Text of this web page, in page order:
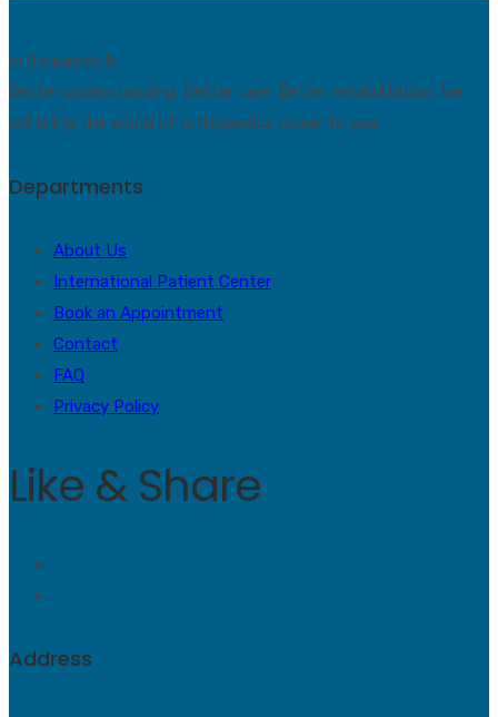
orthopaedic.lk
Better understanding. Better care. Better rehabilitation. We
will bring the world of orthopedics closer to you.
Departments
About Us
International Patient Center
Book an Appointment
Contact
FAQ
Privacy Policy
Like & Share
Address